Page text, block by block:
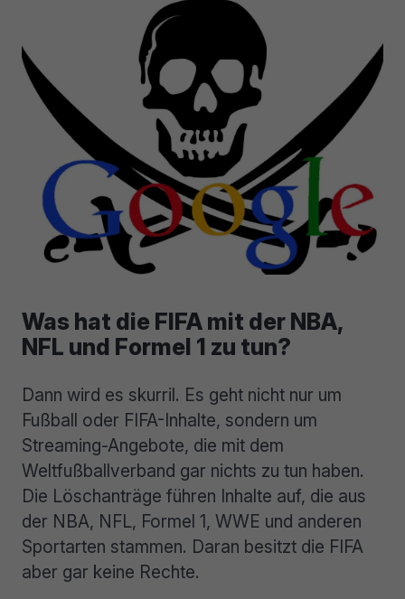
Was hat die FIFA mit der NBA,
NFL und Formel 1 zu tun?
Dann wird es skurril. Es geht nicht nur um
Fußball oder FIFA-Inhalte, sondern um
Streaming-Angebote, die mit dem
Weltfußballverband gar nichts zu tun haben.
Die Löschanträge führen Inhalte auf, die aus
der NBA, NFL, Formel 1, WWE und anderen
Sportarten stammen. Daran besitzt die FIFA
aber gar keine Rechte.